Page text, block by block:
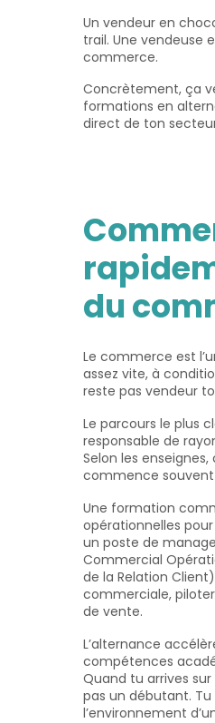
Un vendeur en
trail. Une vendeuse
commerce.
Concrètement, ça
formations en
direct de ton
du
Le commerce est
assez vite, à
reste pas vendeur
Le parcours le plus
responsable de
Selon les
commence
Une formation
opérationnelles
un poste de
Commercial
de la Relation
commerciale,
de vente.
L’alternance
compétences
Quand tu arrives
pas un débutant.
l’environnement